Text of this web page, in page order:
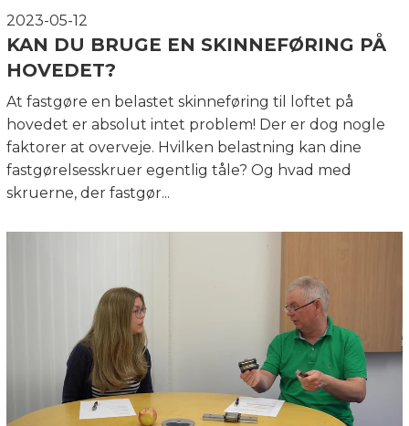
2023-05-12
KAN DU BRUGE EN SKINNEFØRING PÅ
HOVEDET?
At fastgøre en belastet skinneføring til loftet på
hovedet er absolut intet problem! Der er dog nogle
faktorer at overveje. Hvilken belastning kan dine
fastgørelsesskruer egentlig tåle? Og hvad med
skruerne, der fastgør...